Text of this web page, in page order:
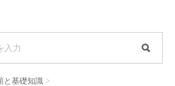
と基礎知識 >